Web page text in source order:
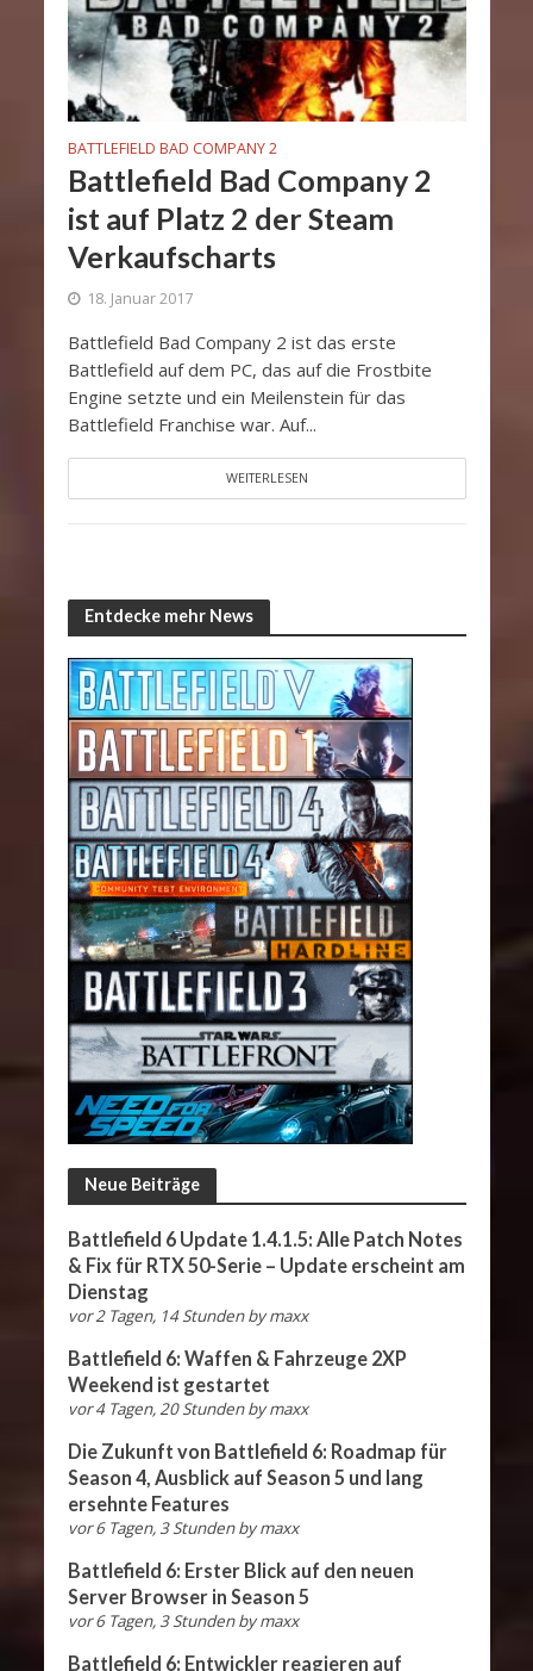
BATTLEFIELD BAD COMPANY 2
Battlefield Bad Company 2
ist auf Platz 2 der Steam
Verkaufscharts
18. Januar 2017
Battlefield Bad Company 2 ist das erste
Battlefield auf dem PC, das auf die Frostbite
Engine setzte und ein Meilenstein für das
Battlefield Franchise war. Auf...
WEITERLESEN
Entdecke mehr News
Neue Beiträge
Battlefield 6 Update 1.4.1.5: Alle Patch Notes
& Fix für RTX 50-Serie – Update erscheint am
Dienstag
vor 2 Tagen, 14 Stunden bymaxx
Battlefield 6: Waffen & Fahrzeuge 2XP
Weekend ist gestartet
vor 4 Tagen, 20 Stunden bymaxx
Die Zukunft von Battlefield 6: Roadmap für
Season 4, Ausblick auf Season 5 und lang
ersehnte Features
vor 6 Tagen, 3 Stunden bymaxx
Battlefield 6: Erster Blick auf den neuen
Server Browser in Season 5
vor 6 Tagen, 3 Stunden bymaxx
Battlefield 6: Entwickler reagieren auf